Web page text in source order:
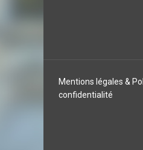
Mentions légales &
confidentialité